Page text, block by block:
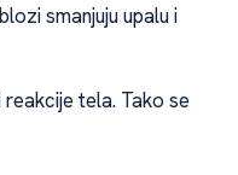
smanjuju upalu i
tela. Tako se